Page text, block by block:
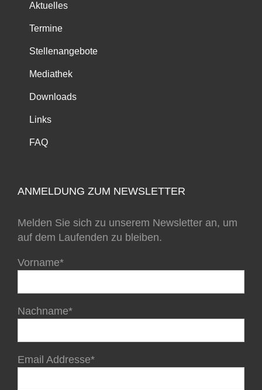
Aktuelles
Termine
Stellenangebote
Mediathek
Downloads
Links
FAQ
ANMELDUNG ZUM NEWSLETTER
Melden Sie sich zu unserem Newsletter an, um
auf dem Laufenden zu bleiben.
Vorname*
Nachname*
Email Addresse*